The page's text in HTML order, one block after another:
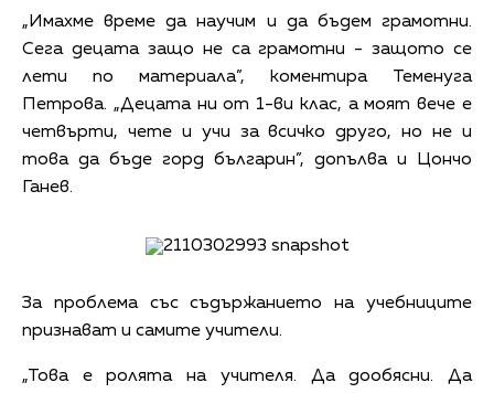
„Имахме време да научим и да бъдем грамотни.
Сега децата защо не са грамотни - защото се
лети по материала”, коментира Теменуга
Петрова. „Децата ни от 1-ви клас, а моят вече е
четвърти, чете и учи за всичко друго, но не и
това да бъде горд българин”, допълва и Цончо
Ганев.
За проблема със съдържанието на учебниците
признават и самите учители.
„Това е ролята на учителя. Да дообясни. Да